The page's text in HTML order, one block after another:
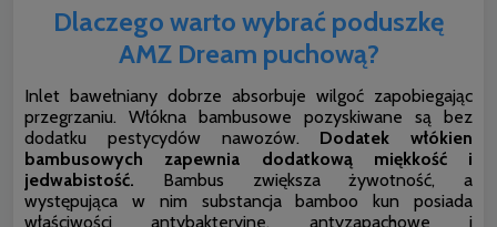
Dlaczego warto wybrać poduszkę
AMZ Dream puchową?
Inlet bawełniany dobrze absorbuje wilgoć zapobiegając
przegrzaniu. Włókna bambusowe pozyskiwane są bez
dodatku pestycydów nawozów. Dodatek włókien
bambusowych zapewnia dodatkową miękkość i
jedwabistość. Bambus zwiększa żywotność, a
występująca w nim substancja bamboo kun posiada
właściwości antybakteryjne, antyzapachowe i